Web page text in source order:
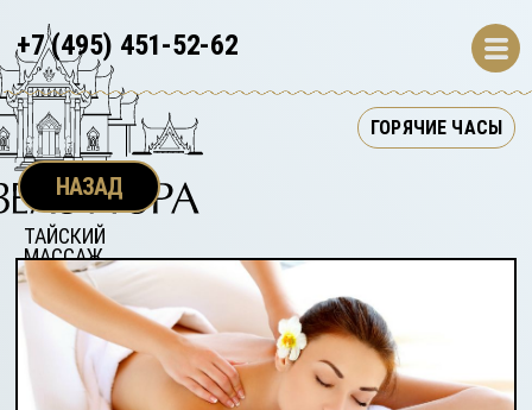
+7 (495) 451-52-62
ГОРЯЧИЕ ЧАСЫ
ТАЙСКИЙ
МАССАЖ
МОСКВА
B
НАЗАД